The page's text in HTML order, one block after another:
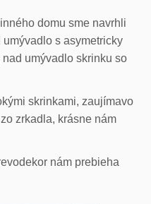
domu sme navrhli
s asymetricky
umývadlo skrinku so
skrinkami, zaujímavo
zrkadla, krásne nám
nám prebieha